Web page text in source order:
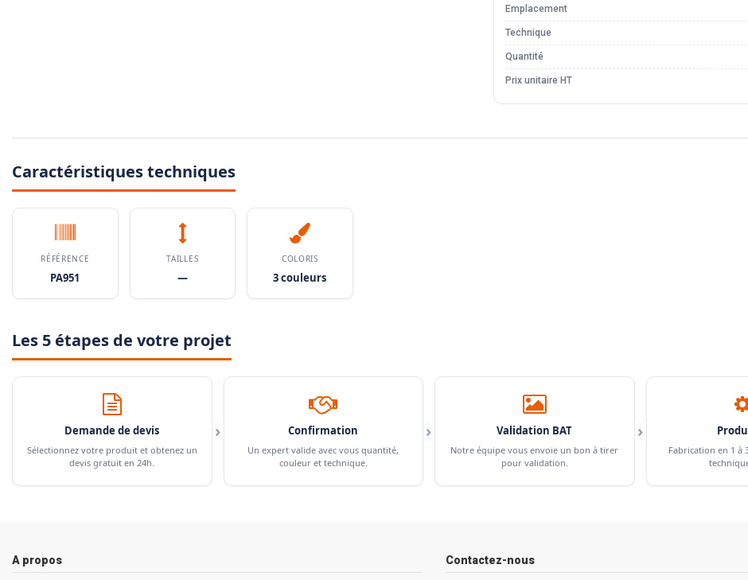
Emplacement
Technique
Quantité
Prix unitaire HT
Caractéristiques techniques
RÉFÉRENCE
PA951
TAILLES
—
COLORIS
3 couleurs
Les 5 étapes de votre projet
Demande de devis
Sélectionnez votre produit et obtenez un
devis gratuit en 24h.
› Confirmation
Un expert valide avec vous quantité,
couleur et technique.
› Validation BAT
Notre équipe vous envoie un bon à tirer
pour validation.
›
Fabrication en 1 à
A propos Contactez-nous